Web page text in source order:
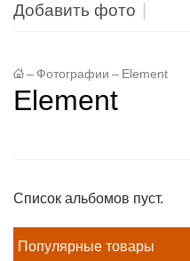
Добавить фото
– Фотографии – Element
Element
Список альбомов пуст.
Популярные товары